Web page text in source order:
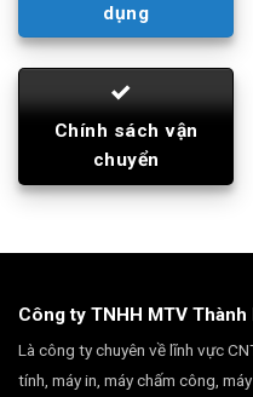
dụng
Chính sách vận
chuyển
Công ty TNHH MTV Thành
Là công ty chuyên về lĩnh vực
tính, máy in, máy chấm công,